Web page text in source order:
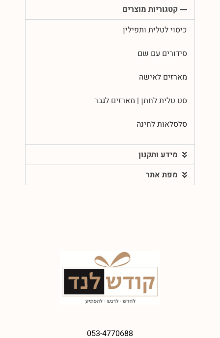
קטגוריות מוצרים
כיסוי לטלית ותפילין
סידורים עם שם
מארזים לאישה
סט טלית לחתן | מארזים לגבר
סלסלאות לחינה
מידע ותקנון
מפת אתר
053-4770688